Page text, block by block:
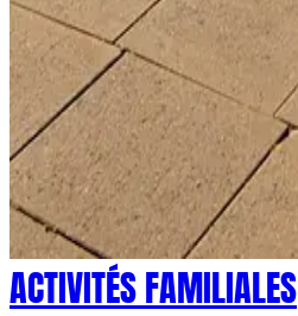
ACTIVITÉS FAMILIALES